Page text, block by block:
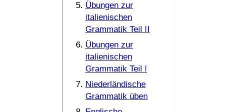
Übungen zur
italienischen
Grammatik Teil II
Übungen zur
italienischen
Grammatik Teil I
Niederländische
Grammatik üben